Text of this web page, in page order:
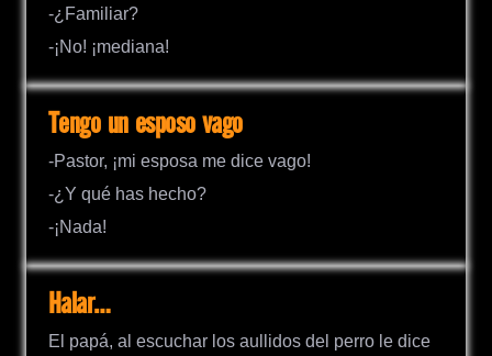
-¿Familiar?
-¡No! ¡mediana!
Tengo un esposo vago
-Pastor, ¡mi esposa me dice vago!
-¿Y qué has hecho?
-¡Nada!
Halar…
El papá, al escuchar los aullidos del perro le dice